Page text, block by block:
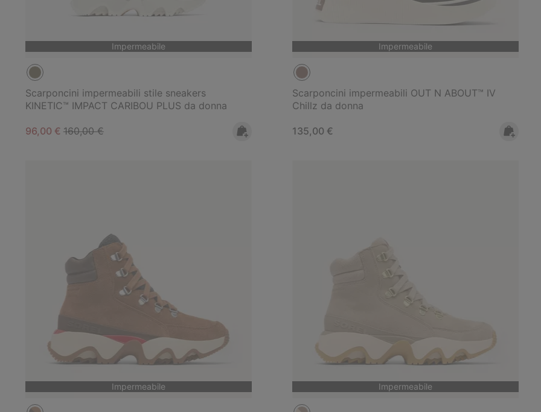
Impermeabile
Scarponcini impermeabili stile sneakers
KINETIC™ IMPACT CARIBOU PLUS da donna
Sale price:
96,00 € Regular price:
160,00 €
Impermeabile
Scarponcini impermeabili OUT N ABOUT™ IV
Chillz da donna
Regular price:
135,00 €
Impermeabile Impermeabile